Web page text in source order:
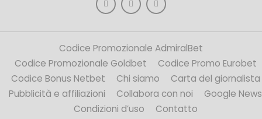
Codice Promozionale AdmiralBet
Codice Promozionale Goldbet
Codice Promo Eurobet
Codice Bonus Netbet
Chi siamo
Carta del giornalista
Pubblicità e affiliazioni
Collabora con noi
Google News
Condizioni d’uso
Contatto